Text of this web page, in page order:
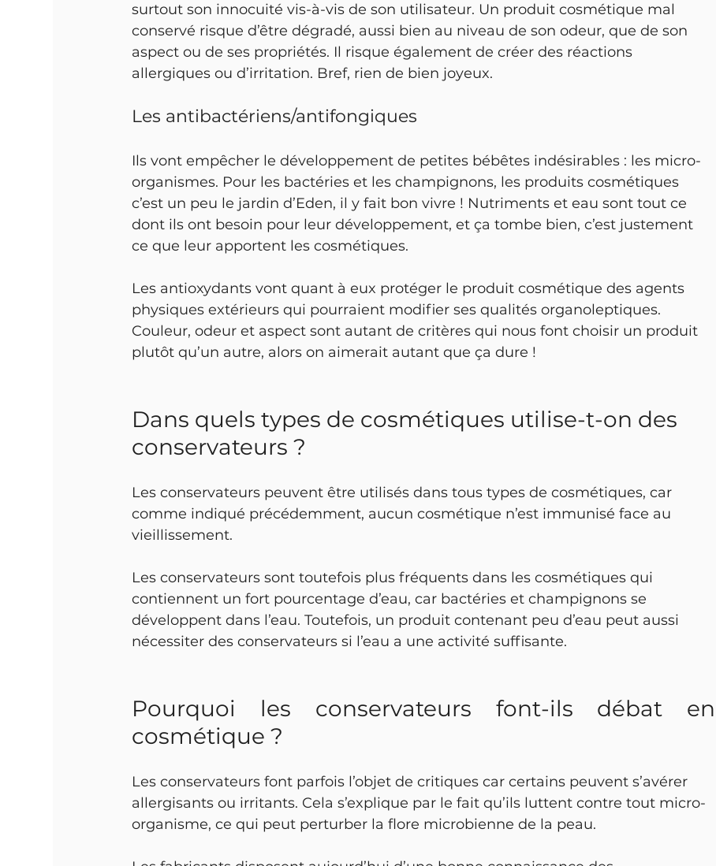
surtout son innocuité vis-à-vis de son utilisateur. Un produit cosmétique mal
conservé risque d’être dégradé, aussi bien au niveau de son odeur, que de son
aspect ou de ses propriétés. Il risque également de créer des réactions
allergiques ou d’irritation. Bref, rien de bien joyeux.
Les antibactériens/antifongiques
Ils vont empêcher le développement de petites bébêtes indésirables : les micro-
organismes. Pour les bactéries et les champignons, les produits cosmétiques
c’est un peu le jardin d’Eden, il y fait bon vivre ! Nutriments et eau sont tout ce
dont ils ont besoin pour leur développement, et ça tombe bien, c’est justement
ce que leur apportent les cosmétiques.
Les antioxydants vont quant à eux protéger le produit cosmétique des agents
physiques extérieurs qui pourraient modifier ses qualités organoleptiques.
Couleur, odeur et aspect sont autant de critères qui nous font choisir un produit
plutôt qu’un autre, alors on aimerait autant que ça dure !
Dans quels types de cosmétiques utilise-t-on des
conservateurs ?
Les conservateurs peuvent être utilisés dans tous types de cosmétiques, car
comme indiqué précédemment, aucun cosmétique n’est immunisé face au
vieillissement.
Les conservateurs sont toutefois plus fréquents dans les cosmétiques qui
contiennent un fort pourcentage d’eau, car bactéries et champignons se
développent dans l’eau. Toutefois, un produit contenant peu d’eau peut aussi
nécessiter des conservateurs si l’eau a une activité suffisante.
Pourquoi les conservateurs font-ils débat en
cosmétique ?
Les conservateurs font parfois l’objet de critiques car certains peuvent s’avérer
allergisants ou irritants. Cela s’explique par le fait qu’ils luttent contre tout micro-
organisme, ce qui peut perturber la flore microbienne de la peau.